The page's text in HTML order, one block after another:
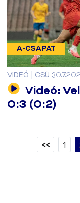
A-CSAPAT
VIDEÓ | CSÜ
Videó:
0:3 (0:2)
<< 1